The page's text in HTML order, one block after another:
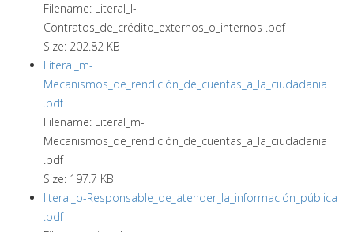
Filename: Literal_l-
Contratos_de_crédito_externos_o_internos .pdf
Size: 202.82 KB
Literal_m-
Mecanismos_de_rendición_de_cuentas_a_la_ciudadania
.pdf
Filename: Literal_m-
Mecanismos_de_rendición_de_cuentas_a_la_ciudadania
.pdf
Size: 197.7 KB
literal_o-Responsable_de_atender_la_información_pública
.pdf